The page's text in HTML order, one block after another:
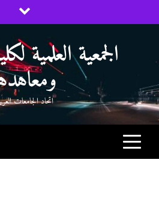
to
الجمعية العلمية
اتحاد الجامعات